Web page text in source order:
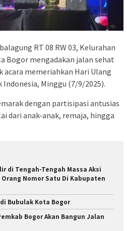
RT 08 RW 03, Kelurahan
Bogor mengadakan jalan sehat
acara memeriahkan Hari Ulang
Indonesia, Minggu (7/9/2025).
dengan partisipasi antusias
dari anak-anak, remaja, hingga
di Tengah-Tengah Massa Aksi
Nomor Satu Di Kabupaten
Bubulak Kota Bogor
Bogor Akan Bangun Jalan